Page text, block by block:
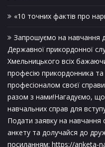
«10 точних фактів про
Запрошуємо на навчання
Державної прикордонної
Хмельницького всіх
професію прикордонника
професіоналом своєї
разом з нами!Нагадуємо,
навчальних справ для
Подати заявку на
анкету та долучайся до
посиланням: https://anketa-